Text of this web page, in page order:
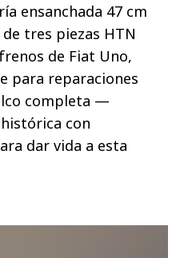
ensanchada 47 cm
tres piezas HTN
de Fiat Uno,
para reparaciones
completa —
con
dar vida a esta